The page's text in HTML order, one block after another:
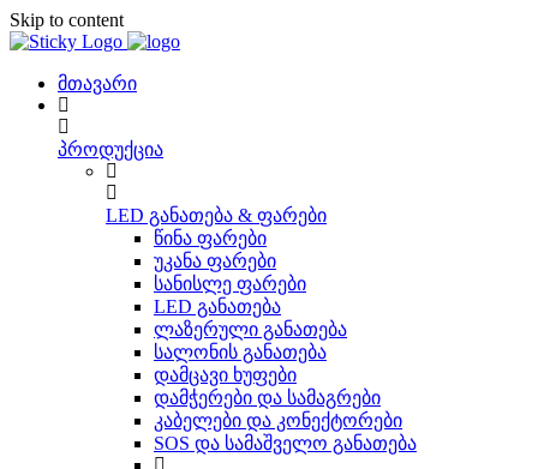
Skip to content
მთავარი
პროდუქცია
LED განათება & ფარები
წინა ფარები
უკანა ფარები
სანისლე ფარები
LED განათება
ლაზერული განათება
სალონის განათება
დამცავი ხუფები
დამჭერები და სამაგრები
კაბელები და კონექტორები
SOS და სამაშველო განათება